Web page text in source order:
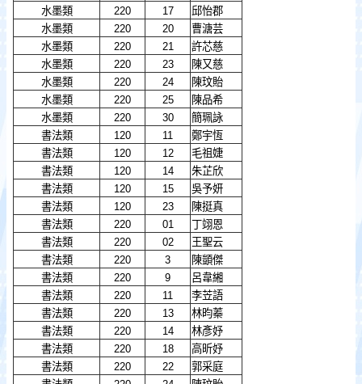
水墨類
220 17
邱怡郡
水墨類
220 20
曹溏芸
水墨類
220 21
許芯慈
水墨類
220 23
陳又慈
水墨類
220 24
陳玟貽
水墨類
220 25
陳品希
水墨類
220 30
簡珮詠
書法類
120 11
鄭宇恆
書法類
120 12
毛祖婕
書法類
120 14
朱芷欣
書法類
120 15
吳予妍
書法類
120 23
陳挺真
書法類
220 01
丁翊恩
書法類
220 02
王聖云
書法類
220 3
陳顗傑
書法類
220 9
呂韋緗
書法類
220 11
李苙語
書法類
220 13
林昀蓁
書法類
220 14
林彥妤
書法類
220 18
高昕妤
書法類
220 22
郭采庭